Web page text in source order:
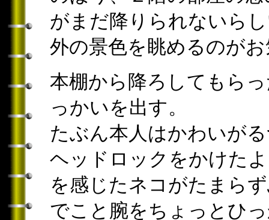
がまだ降りられないら
外の景色を眺めるのが
本棚から降ろしてもら
っかいを出す。
たぶん本人はかわいが
ヘッドロックをかけた
を感じたネコがたまら
でこと腕をちょっとひ